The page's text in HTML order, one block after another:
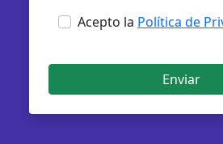
Acepto la Política de
Enviar